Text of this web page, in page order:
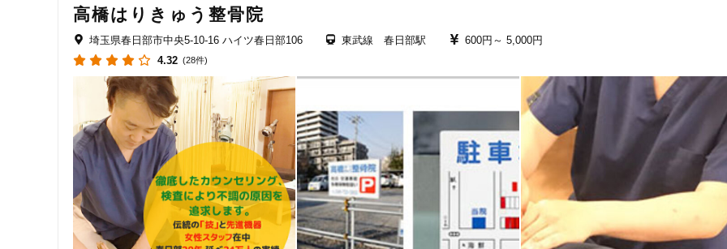
高橋はりきゅう整骨院
埼玉県春日部市中央5-10-16 ハイツ春日部106 東武線 春日部駅 600円～ 5,000円
4.32 (28件)